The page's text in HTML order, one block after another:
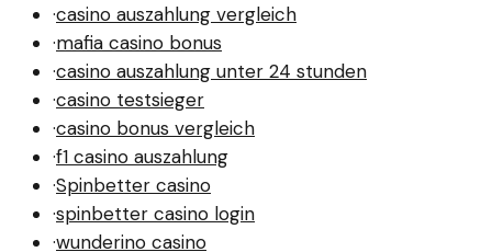
·casino auszahlung vergleich
·mafia casino bonus
·casino auszahlung unter 24 stunden
·casino testsieger
·casino bonus vergleich
·f1 casino auszahlung
·Spinbetter casino
·spinbetter casino login
·wunderino casino